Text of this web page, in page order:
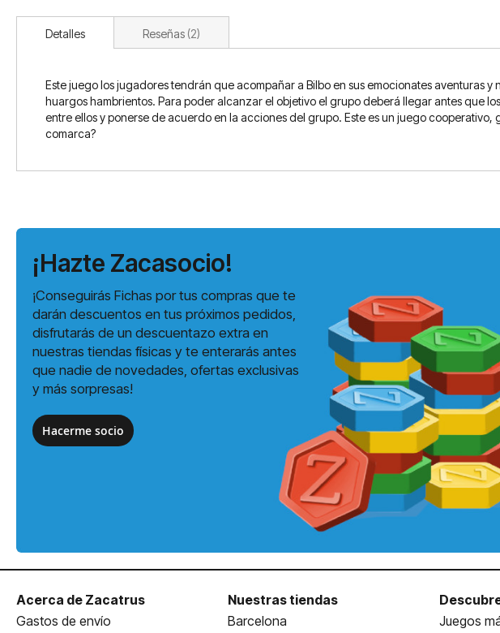
Detalles
Este juego los jugadores tendrán que acompañar a Bilbo en sus emocionates aventuras
huargos hambrientos. Para poder alcanzar el objetivo el grupo deberá llegar antes que
entre ellos y ponerse de acuerdo en la acciones del grupo. Este es un juego
comarca?
Reseñas 2
¡Hazte Zacasocio!
¡Conseguirás Fichas por tus compras que te
darán descuentos en tus próximos pedidos,
disfrutarás de un descuentazo extra en
nuestras tiendas físicas y te enterarás antes
que nadie de novedades, ofertas exclusivas
y más sorpresas!
Hacerme socio
Acerca de Zacatrus
Gastos de envío
Nuestras tiendas
Barcelona
Juegos